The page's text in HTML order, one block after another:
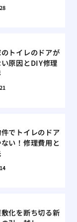
トイレのドアが
原因とDIY修理
でトイレのドア
い！修理費用と
化を断ち切る新